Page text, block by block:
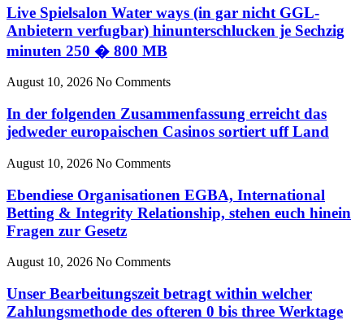
Live Spielsalon Water ways (in gar nicht GGL-
Anbietern verfugbar) hinunterschlucken je Sechzig
minuten 250 � 800 MB
August 10, 2026 No Comments
In der folgenden Zusammenfassung erreicht das
jedweder europaischen Casinos sortiert uff Land
August 10, 2026 No Comments
Ebendiese Organisationen EGBA, International
Betting & Integrity Relationship, stehen euch hinein
Fragen zur Gesetz
August 10, 2026 No Comments
Unser Bearbeitungszeit betragt within welcher
Zahlungsmethode des ofteren 0 bis three Werktage